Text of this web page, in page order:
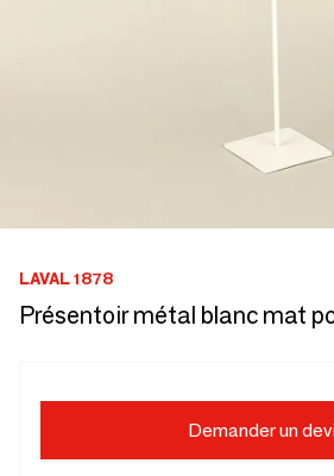
LAVAL 1878
Présentoir métal blanc mat
Demander un